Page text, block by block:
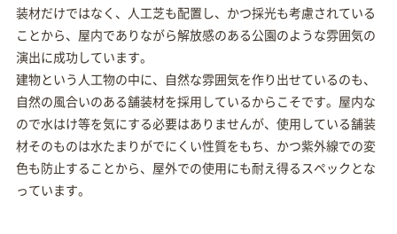
装材だけではなく、人工芝も配置し、かつ採光も考慮されている
ことから、屋内でありながら解放感のある公園のような雰囲気の
演出に成功しています。
建物という人工物の中に、自然な雰囲気を作り出せているのも、
自然の風合いのある舗装材を採用しているからこそです。屋内な
ので水はけ等を気にする必要はありませんが、使用している舗装
材そのものは水たまりがでにくい性質をもち、かつ紫外線での変
色も防止することから、屋外での使用にも耐え得るスペックとな
っています。